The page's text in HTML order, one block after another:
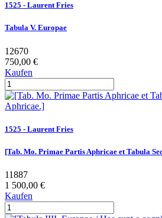
1525 - Laurent Fries
Tabula V. Europae
12670
750,00 €
Kaufen
1525 - Laurent Fries
[Tab. Mo. Primae Partis Aphricae et Tabula
11887
1 500,00 €
Kaufen